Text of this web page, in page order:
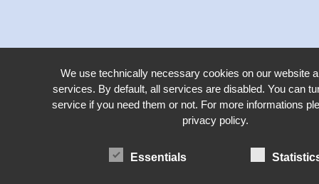
We use technically necessary cookies on our website
services. By default, all services are disabled. You can
service if you need them or not. For more informations
privacy policy.
Essentials